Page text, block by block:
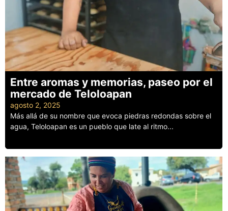
Entre aromas y memorias, paseo por el
mercado de Teloloapan
agosto 2, 2025
Más allá de su nombre que evoca piedras redondas sobre el
agua, Teloloapan es un pueblo que late al ritmo...